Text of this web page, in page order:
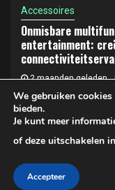
Accessoires
Onmisbare
entertainment:
2 maanden geleden
Copyright © 2025
We gebruiken
bieden.
Je kunt meer
of deze uitschakelen
Accepteer